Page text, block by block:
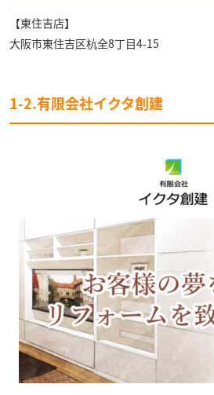
【東住吉店】
大阪市東住吉区杭全8丁目4-15
1-2.有限会社イクタ創建